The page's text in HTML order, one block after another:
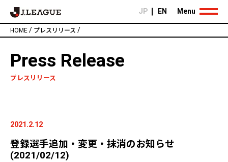
JP EN
HOME / プレスリリース /
Menu
Press Release
プレスリリース
2021.2.12
登録選手追加・変更・抹消のお知らせ
(2021/02/12)